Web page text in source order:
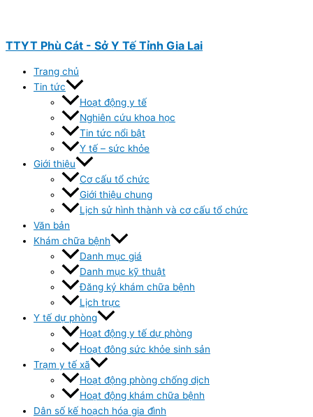
dung
TTYT Phù Cát - Sở Y Tế Tỉnh Gia Lai
Trang chủ
Tin tức
Hoạt động y tế
Nghiên cứu khoa học
Tin tức nổi bật
Y tế – sức khỏe
Giới thiệu
Cơ cấu tổ chức
Giới thiệu chung
Lịch sử hình thành và cơ cấu tổ chức
Văn bản
Khám chữa bệnh
Danh mục giá
Danh mục kỹ thuật
Đăng ký khám chữa bệnh
Lịch trực
Y tế dự phòng
Hoạt động y tế dự phòng
Hoạt đông sức khỏe sinh sản
Trạm y tế xã
Hoạt động phòng chống dịch
Hoạt động khám chữa bệnh
Dân số kế hoạch hóa gia đình